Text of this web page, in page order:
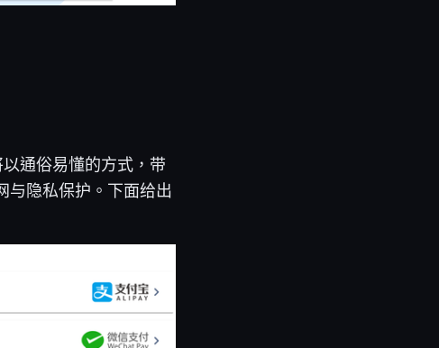
通俗易懂的方式，带
与隐私保护。下面给出